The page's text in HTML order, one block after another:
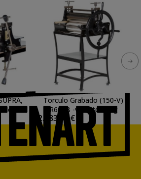
Torculo Grabado (150-V)
R600B -volante- Reig
2.483,57 €